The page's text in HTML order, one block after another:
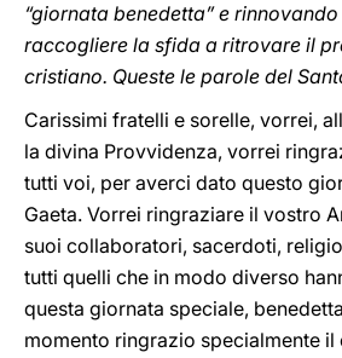
“giornata benedetta” e
raccogliere la sfida a ritrovare il
cristiano. Queste le parole del
Carissimi fratelli e sorelle, vorrei,
la divina Provvidenza, vorrei
tutti voi, per averci dato questo
Gaeta. Vorrei ringraziare il vostro
suoi collaboratori, sacerdoti,
tutti quelli che in modo diverso
questa giornata speciale,
momento ringrazio specialmente il